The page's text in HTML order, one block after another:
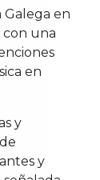
Galega en
con una
en
y
y